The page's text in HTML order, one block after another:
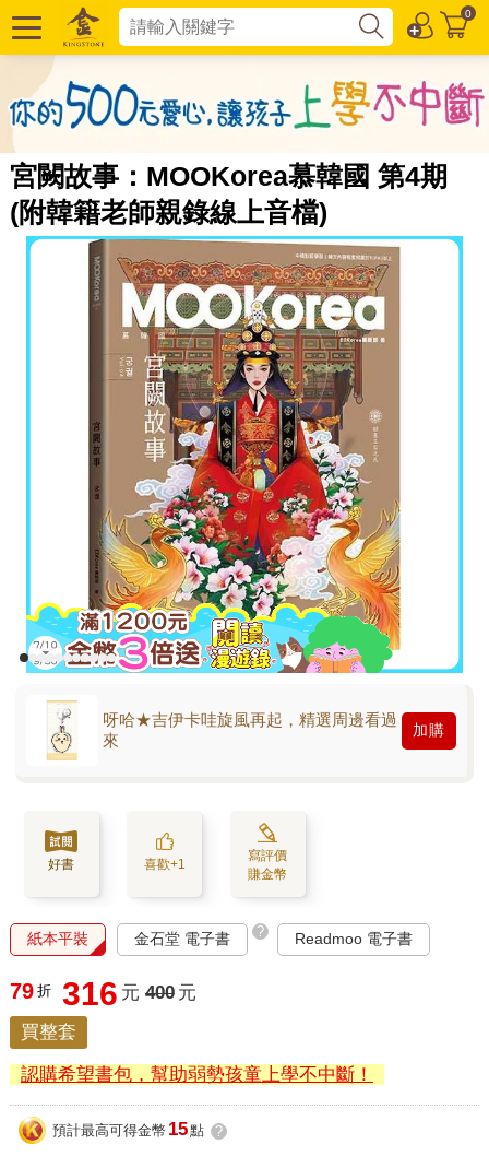
0
宮闕故事：MOOKorea慕韓國 第4期
(附韓籍老師親錄線上音檔)
呀哈★吉伊卡哇旋風再起，精選周邊看過
來
加購
好書 喜歡+1
寫評價
賺金幣
紙本平裝 金石堂 電子書 ? Readmoo 電子書
79 折 316 元 400 元
買整套
認購希望書包，幫助弱勢孩童上學不中斷！
預計最高可得金幣 15點 ?